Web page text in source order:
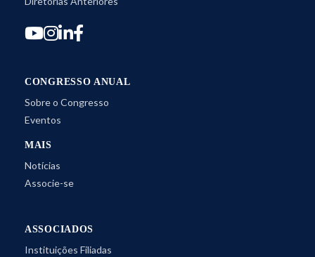
CONGRESSO ANUAL
Sobre o Congresso
Eventos
MAIS
Notícias
Associe-se
ASSOCIADOS
Instituições Filiadas